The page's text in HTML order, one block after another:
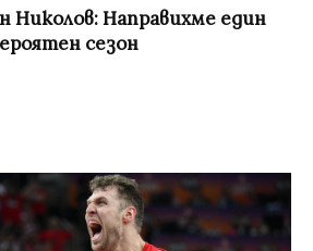
Николов: Направихме един
сезон